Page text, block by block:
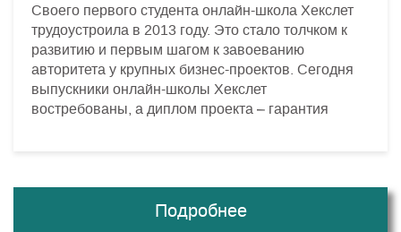
Своего первого студента онлайн-школа Хекслет
трудоустроила в 2013 году. Это стало толчком к
развитию и первым шагом к завоеванию
авторитета у крупных бизнес-проектов. Сегодня
выпускники онлайн-школы Хекслет
востребованы, а диплом проекта – гарантия
Подробнее